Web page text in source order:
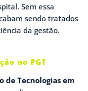
Sem essa
sendo tratados
da gestão.
no PGT
de Tecnologias em